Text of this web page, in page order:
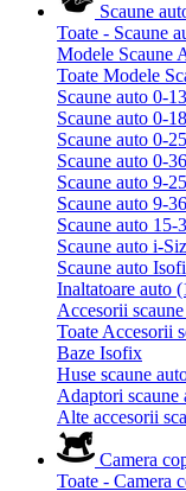
Scaune
Toate - Scaune
Modele Scaune
Toate Modele
Scaune auto 0-
Scaune auto 0-
Scaune auto 0-
Scaune auto 0-
Scaune auto 9-
Scaune auto 9-
Scaune auto
Scaune auto i-
Scaune auto
Inaltatoare auto
Accesorii
Toate Accesorii
Baze Isofix
Huse scaune
Adaptori scaune
Alte accesorii
Camera
Toate - Camera